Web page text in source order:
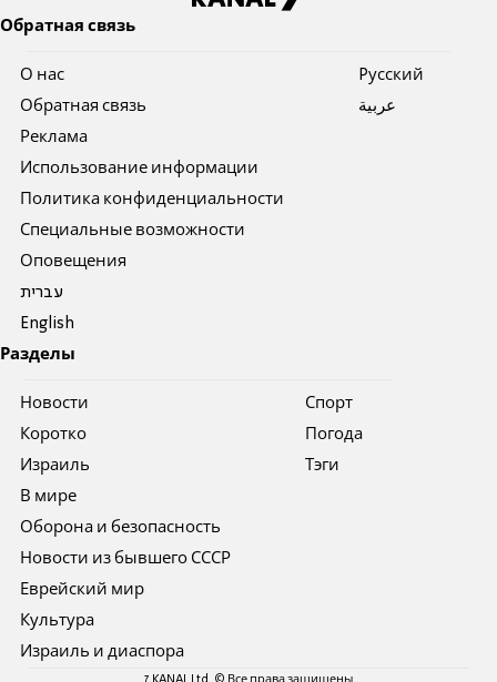
Обратная связь
О нас
Обратная связь
Реклама
Использование информации
Политика конфиденциальности
Специальные возможности
Оповещения
עברית
English
Pусский
عربية
Разделы
Новости
Коротко
Израиль
В мире
Оборона и безопасность
Новости из бывшего СССР
Еврейский мир
Культура
Израиль и диаспора
Спорт
Погода
Тэги